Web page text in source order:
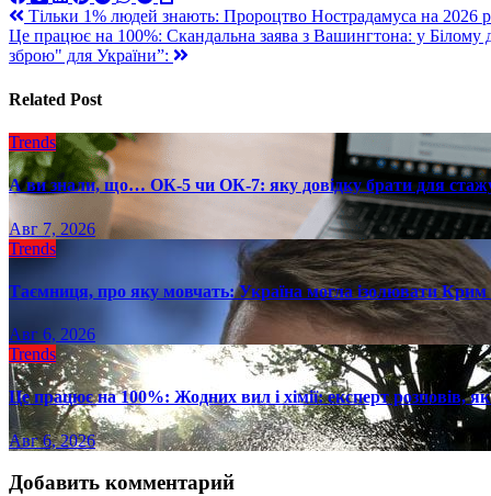
Навигация
по
Тільки 1% людей знають: Пророцтво Нострадамуса на 2026
Це працює на 100%: Скандальна заява з Вашингтона: у Білому
зброю" для України”:
Related Post
Trends
А ви знали, що… ОК-5 чи ОК-7: яку довідку брати для
Авг 7, 2026
Trends
Таємниця, про яку мовчать: Україна могла ізолювати
Авг 6, 2026
Trends
Це працює на 100%: Жодних вил і хімії: експерт розповів,
Авг 6, 2026
Добавить комментарий